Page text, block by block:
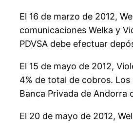
El 16 de marzo de 2012,
comunicaciones Welka y
PDVSA debe efectuar
El 15 de mayo de 2012,
4% de total de cobros. Los
Banca Privada de Andorra
El 20 de mayo de 2012,